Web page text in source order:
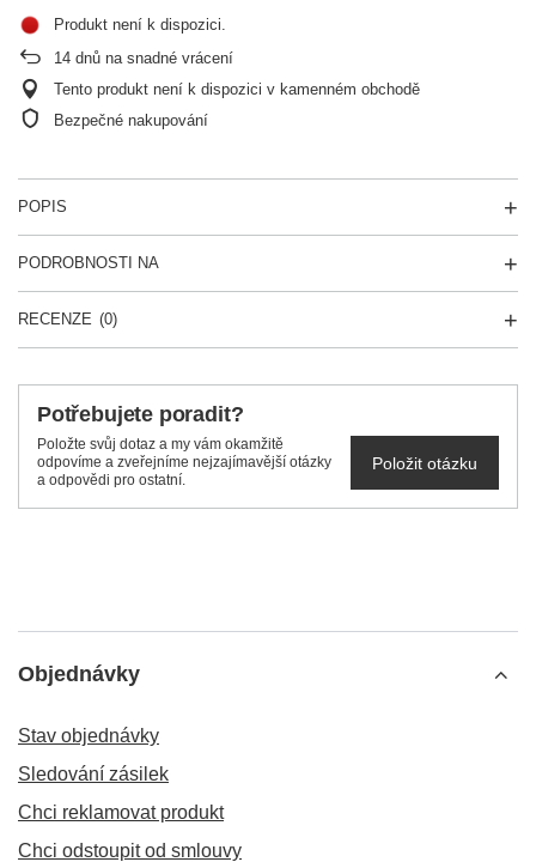
Produkt není k dispozici
14 dnů na snadné vrácení
Tento produkt není k dispozici v kamenném obchodě
Bezpečné nakupování
POPIS
PODROBNOSTI NA
RECENZE (0)
Potřebujete poradit?
Položte svůj dotaz a my vám okamžitě
odpovíme a zveřejníme nejzajímavější otázky
a odpovědi pro ostatní.
Položit otázku
Objednávky
Stav objednávky
Sledování zásilek
Chci reklamovat produkt
Chci odstoupit od smlouvy